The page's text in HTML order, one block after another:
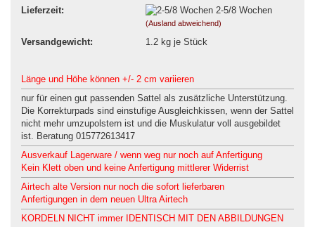
Lieferzeit:
2-5/8 Wochen
(Ausland abweichend)
Versandgewicht: 1.2kg je Stück
Länge und Höhe können +/- 2 cm variieren
nur für einen gut passenden Sattel als zusätzliche Unterstützung.
Die Korrekturpads sind einstufige Ausgleichkissen, wenn der Sattel
nicht mehr umzupolstern ist und die Muskulatur voll ausgebildet
ist. Beratung 015772613417
Ausverkauf Lagerware / wenn weg nur noch auf Anfertigung
Kein Klett oben und keine Anfertigung mittlerer Widerrist
Airtech alte Version nur noch die sofort lieferbaren
Anfertigungen in dem neuen Ultra Airtech
KORDELN NICHT immer IDENTISCH MIT DEN ABBILDUNGEN